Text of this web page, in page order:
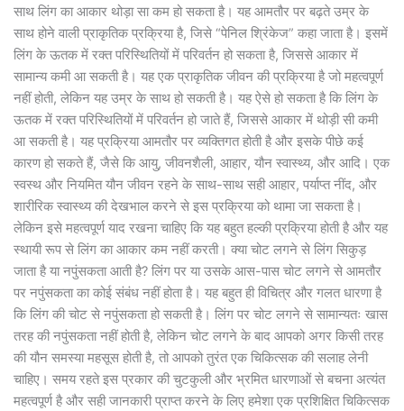
साथ लिंग का आकार थोड़ा सा कम हो सकता है। यह आमतौर पर बढ़ते उम्र के
साथ होने वाली प्राकृतिक प्रक्रिया है, जिसे “पेनिल श्रिंकेज” कहा जाता है। इसमें
लिंग के ऊतक में रक्त परिस्थितियों में परिवर्तन हो सकता है, जिससे आकार में
सामान्य कमी आ सकती है। यह एक प्राकृतिक जीवन की प्रक्रिया है जो महत्वपूर्ण
नहीं होती, लेकिन यह उम्र के साथ हो सकती है। यह ऐसे हो सकता है कि लिंग के
ऊतक में रक्त परिस्थितियों में परिवर्तन हो जाते हैं, जिससे आकार में थोड़ी सी कमी
आ सकती है। यह प्रक्रिया आमतौर पर व्यक्तिगत होती है और इसके पीछे कई
कारण हो सकते हैं, जैसे कि आयु, जीवनशैली, आहार, यौन स्वास्थ्य, और आदि। एक
स्वस्थ और नियमित यौन जीवन रहने के साथ-साथ सही आहार, पर्याप्त नींद, और
शारीरिक स्वास्थ्य की देखभाल करने से इस प्रक्रिया को थामा जा सकता है।
लेकिन इसे महत्वपूर्ण याद रखना चाहिए कि यह बहुत हल्की प्रक्रिया होती है और यह
स्थायी रूप से लिंग का आकार कम नहीं करती। क्या चोट लगने से लिंग सिकुड़
जाता है या नपुंसकता आती है? लिंग पर या उसके आस-पास चोट लगने से आमतौर
पर नपुंसकता का कोई संबंध नहीं होता है। यह बहुत ही विचित्र और गलत धारणा है
कि लिंग की चोट से नपुंसकता हो सकती है। लिंग पर चोट लगने से सामान्यतः खास
तरह की नपुंसकता नहीं होती है, लेकिन चोट लगने के बाद आपको अगर किसी तरह
की यौन समस्या महसूस होती है, तो आपको तुरंत एक चिकित्सक की सलाह लेनी
चाहिए। समय रहते इस प्रकार की चुटकुली और भ्रमित धारणाओं से बचना अत्यंत
महत्वपूर्ण है और सही जानकारी प्राप्त करने के लिए हमेशा एक प्रशिक्षित चिकित्सक